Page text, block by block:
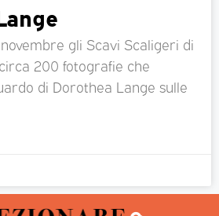
gli Scavi Scaligeri di
200 fotografie che
di Dorothea Lange sulle